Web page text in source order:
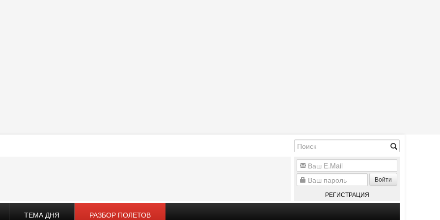
Войти
РЕГИСТРАЦИЯ
ТЕМА ДНЯ РАЗБОР ПОЛЕТОВ